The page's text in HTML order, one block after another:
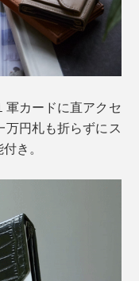
軍カードに直アクセ
円札も折らずにス
き。